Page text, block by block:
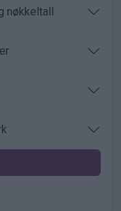
nøkkeltall